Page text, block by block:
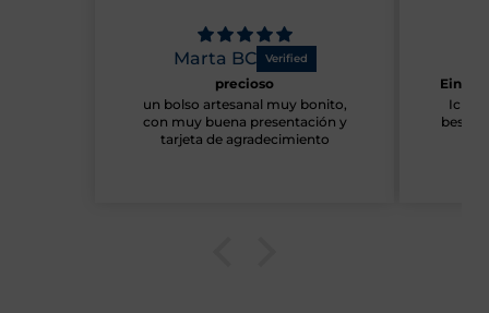
Marta BC
precioso
un bolso artesanal muy bonito,
con muy buena presentación y
tarjeta de agradecimiento
Eine
Ich